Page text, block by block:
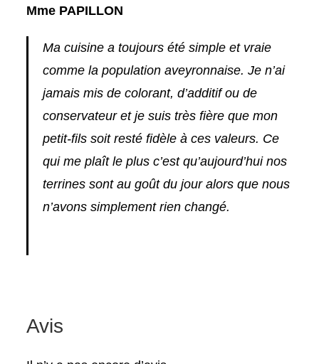
Mme PAPILLON
Ma cuisine a toujours été simple et vraie
comme la population aveyronnaise. Je n’ai
jamais mis de colorant, d’additif ou de
conservateur et je suis très fière que mon
petit-fils soit resté fidèle à ces valeurs. Ce
qui me plaît le plus c’est qu’aujourd’hui nos
terrines sont au goût du jour alors que nous
n’avons simplement rien changé.
Avis